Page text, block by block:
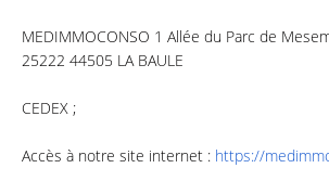
MEDIMMOCONSO 1 Allée du Parc de
25222 44505 LA BAULE
CEDEX ;
Accès à notre site internet : https://